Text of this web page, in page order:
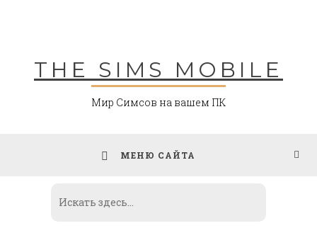
THE SIMS MOBILE
Мир Симсов на вашем ПК
МЕНЮ САЙТА